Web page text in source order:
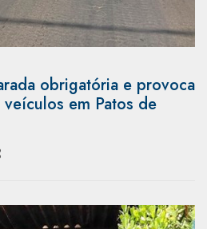
obrigatória e provoca
em Patos de